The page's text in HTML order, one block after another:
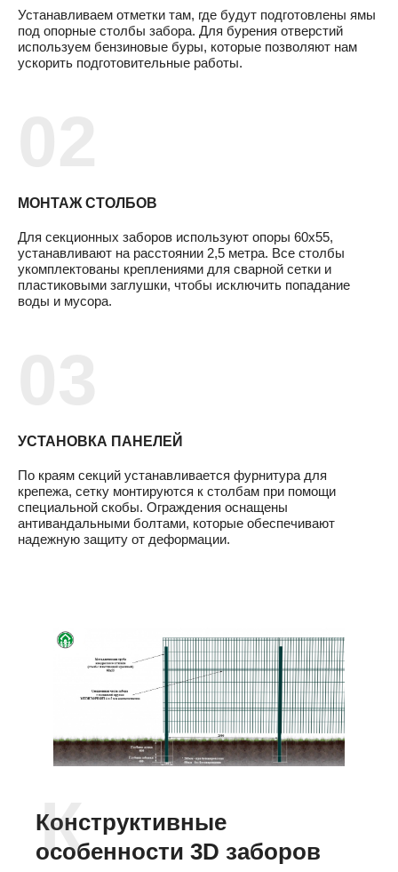
Устанавливаем отметки там, где будут подготовлены ямы
под опорные столбы забора. Для бурения отверстий
используем бензиновые буры, которые позволяют нам
ускорить подготовительные работы.
МОНТАЖ СТОЛБОВ
Для секционных заборов используют опоры 60х55,
устанавливают на расстоянии 2,5 метра. Все столбы
укомплектованы креплениями для сварной сетки и
пластиковыми заглушки, чтобы исключить попадание
воды и мусора.
УСТАНОВКА ПАНЕЛЕЙ
По краям секций устанавливается фурнитура для
крепежа, сетку монтируются к столбам при помощи
специальной скобы. Ограждения оснащены
антивандальными болтами, которые обеспечивают
надежную защиту от деформации.
Конструктивные
особенности 3D заборов